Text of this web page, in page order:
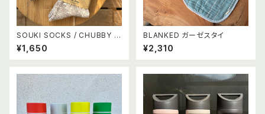
SOUKI SOCKS / CHUBBY -
チャビー -【カフェモカ・カフェラ
テ】
¥1,650
BLANKED ガーゼスタイ
¥2,310